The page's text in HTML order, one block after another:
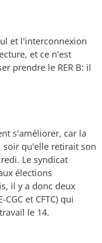
et l'interconnexion
et ce n'est
prendre le RER B: il
s'améliorer, car la
soir qu'elle retirait son
Le syndicat
élections
il y a donc deux
et CFTC) qui
le 14.